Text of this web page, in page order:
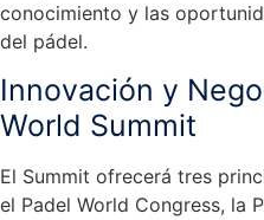
conocimiento y las
del pádel.
Innovación y
World Summit
El Summit ofrecerá tres
el Padel World Congress, la